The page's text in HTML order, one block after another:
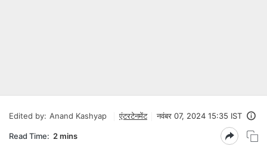
Edited by: Anand Kashyap एंटरटेनमेंट नवंबर 07, 2024 15:35 IST
Read Time: 2 mins